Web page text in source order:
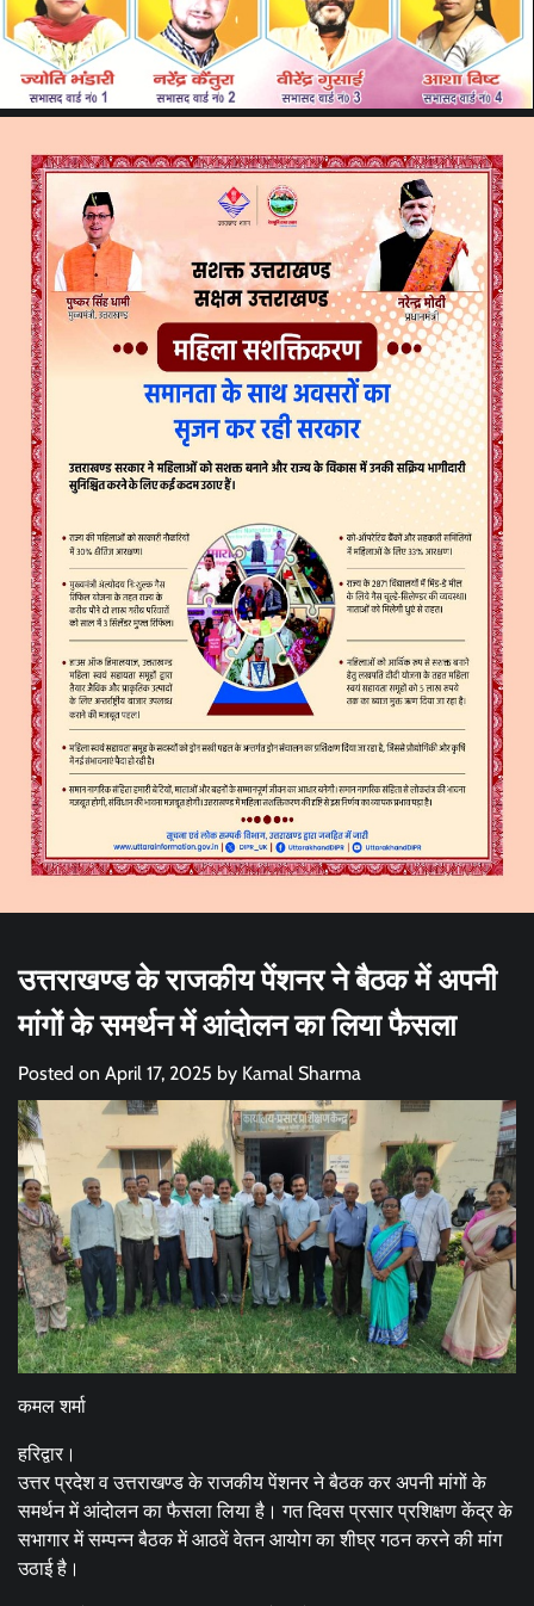
उत्तराखण्ड के राजकीय पेंशनर ने बैठक में अपनी
मांगों के समर्थन में आंदोलन का लिया फैसला
Posted on April 17, 2025 by Kamal Sharma
कमल शर्मा
हरिद्वार।
उत्तर प्रदेश व उत्तराखण्ड के राजकीय पेंशनर ने बैठक कर अपनी मांगों के
समर्थन में आंदोलन का फैसला लिया है। गत दिवस प्रसार प्रशिक्षण केंद्र के
सभागार में सम्पन्न बैठक में आठवें वेतन आयोग का शीघ्र गठन करने की मांग
उठाई है।